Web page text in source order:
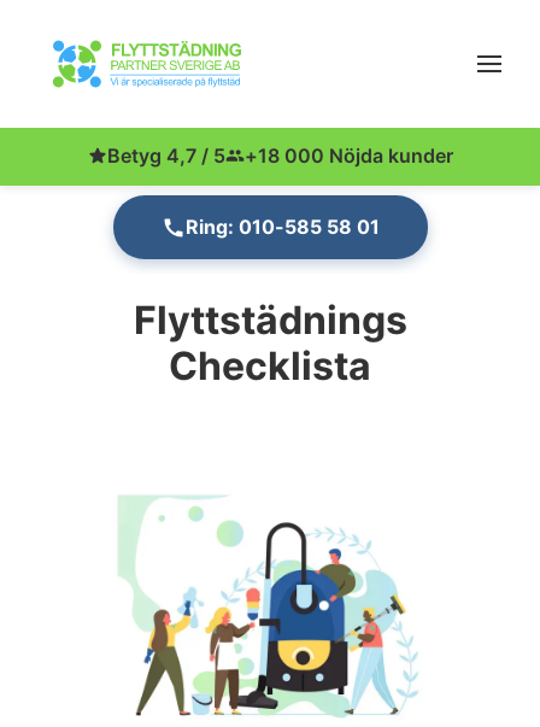
Betyg 4,7 / 5 +18 000 Nöjda kunder
Ring: 010-585 58 01
Flyttstädnings
Checklista